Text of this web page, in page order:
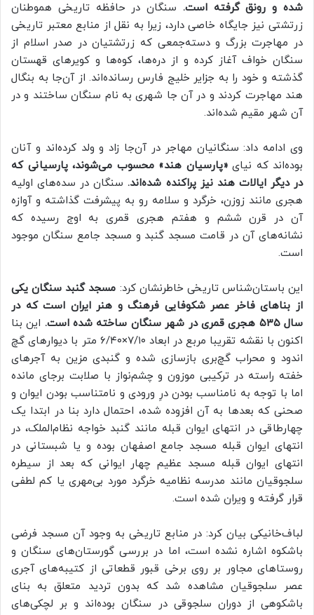
شده و رونق گرفته است. سنگان در حافظه تاریخی هموطنان
زرتشتی نیز جایگاه خاصی دارد، زیرا به نقل از منابع معتبر تاریخی
در مهاجرت بزرگ و دسته‌جمعی که زرتشتیان در صدر اسلام از
سنگان خواف آغاز کرده و از دره‌ها، کوه‌ها و کویرهای قهستان
گذشته و خود را به جزایر خلیج فارس رسانده‌اند. از آن‌جا به بنگال
هند مهاجرت کردند و در آن جا شهری به نام سنگان ساختند و در
آن شهر مقیم شده‌اند.
وی ادامه داد: سنگانیان مهاجر در آن‌جا زاد و ولد کرده‌اند و آنان
بوده‌اند که نیای«پارسیان هند» محسوب می‌شوند، پارسیانی که
در دیگر ایالات هند نیز پراکنده شده‌اند.سنگان در سده‌های اولیه
هجری مانند زوزن، خرگرد و سلامه رو به پیشرفت گذاشته و آوازه
آن در قرن ششم و هفتم هجری قمری به اوج رسیده که
نشانه‌های آن در قامت مسجد گنبد و مسجد جامع سنگان موجود
است.
این باستان‌شناس تاریخی خاطرنشان کرد: مسجد گنبد سنگان یکی
از بناهای فاخر عصر شکوفایی فرهنگ و هنر ایران است که در
سال ۵۳۵ هجری قمری در شهر سنگان ساخته شده است.
این بنا
اکنون با نقشه تقریبا مربع در ابعاد ۷/۱۰×۶/۴۰ متر با دیوارهای گچ
اندود و محراب گچ‌بری بازسازی شده و گنبدی مزین به آجرهای
خفته راسته در ترکیبی موزون و چشم‌نواز با صلابت برجای مانده
اما با توجه به نامناسب بودن درِ ورودی و نامتناسب بودن ایوان و
صحنی که بعدها به آن افزوده شده، احتمال دارد بنا در ابتدا یک
چهارطاقی در انتهای ایوان قبله مانند گنبد خواجه نظام‌الملک، در
انتهای ایوان قبله مسجد جامع اصفهان بوده و یا شبستانی در
انتهای ایوان قبله مسجد عظیم چهار ایوانی که بعد از سیطره
سلجوقیان مانند مدرسه نظامیه خرگرد مورد بی‌مهری یا کم‌ لطفی
قرار گرفته و ویران شده است.
لباف‌خانیکی بیان کرد: در منابع تاریخی به وجود آن مسجد فرضی
باشکوه اشاره نشده است، اما در بررسی گورستان‌های سنگان و
روستاهای مجاور بر روی برخی قبور قطعاتی از کتیبه‌های آجری
عصر سلجوقیان مشاهده شد که بدون تردید متعلق به بنای
باشکوهی از دوران سلجوقی در سنگان بوده‌اند و بر لچکی‌های